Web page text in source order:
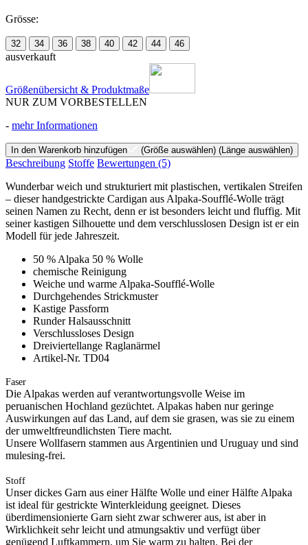
Grösse:
32 34 36 38 40 42 44 46
ausverkauft
Größenübersicht & Produktmaße
NUR ZUM VORBESTELLEN
- mehr Informationen
In den Warenkorb hinzufügen (Größe auswählen) (Länge auswählen)
Beschreibung Stoffe Bewertungen (5)
Wunderbar weich und strukturiert mit plastischen, vertikalen Streifen
– dieser handgestrickte Cardigan aus Alpaka-Soufflé-Wolle trägt
seinen Namen zu Recht, denn er ist besonders leicht und fluffig. Mit
seiner kastigen Silhouette und dem verschlusslosen Design ist er ein
Modell für jede Jahreszeit.
50 % Alpaka 50 % Wolle
chemische Reinigung
Weiche und warme Alpaka-Soufflé-Wolle
Durchgehendes Strickmuster
Kastige Passform
Runder Halsausschnitt
Verschlussloses Design
Dreiviertellange Raglanärmel
Artikel-Nr. TD04
Faser
Die Alpakas werden auf verantwortungsvolle Weise im
peruanischen Hochland gezüchtet. Alpakas haben nur geringe
Auswirkungen auf das Land, auf dem sie grasen, was sie zu einem
der umweltfreundlichsten Tiere macht.
Unsere Wollfasern stammen aus Argentinien und Uruguay und sind
mulesing-frei.
Stoff
Unser dickes Garn aus einer Hälfte Wolle und einer Hälfte Alpaka
ist ideal für gestrickte Winterkleidung geeignet. Dieses
überdimensionierte Garn sieht zwar schwerer aus, ist aber in
Wirklichkeit sehr leicht und atmungsaktiv und verfügt über
genügend Luftkammern, um Sie warm zu halten. Bei der